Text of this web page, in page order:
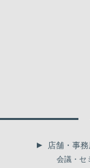
店舗・事務
会議・セ